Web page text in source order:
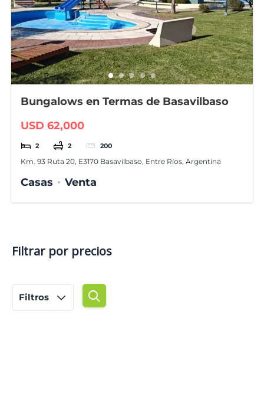
Bungalows en Termas de Basavilbaso
USD 62,000
2 2 200
Km. 93 Ruta 20, E3170 Basavilbaso, Entre Ríos, Argentina
Casas Venta
Filtrar por precios
Filtros